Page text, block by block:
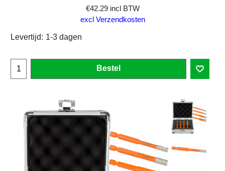
€42.29 incl BTW
excl Verzendkosten
Levertijd: 1-3 dagen
Bestel